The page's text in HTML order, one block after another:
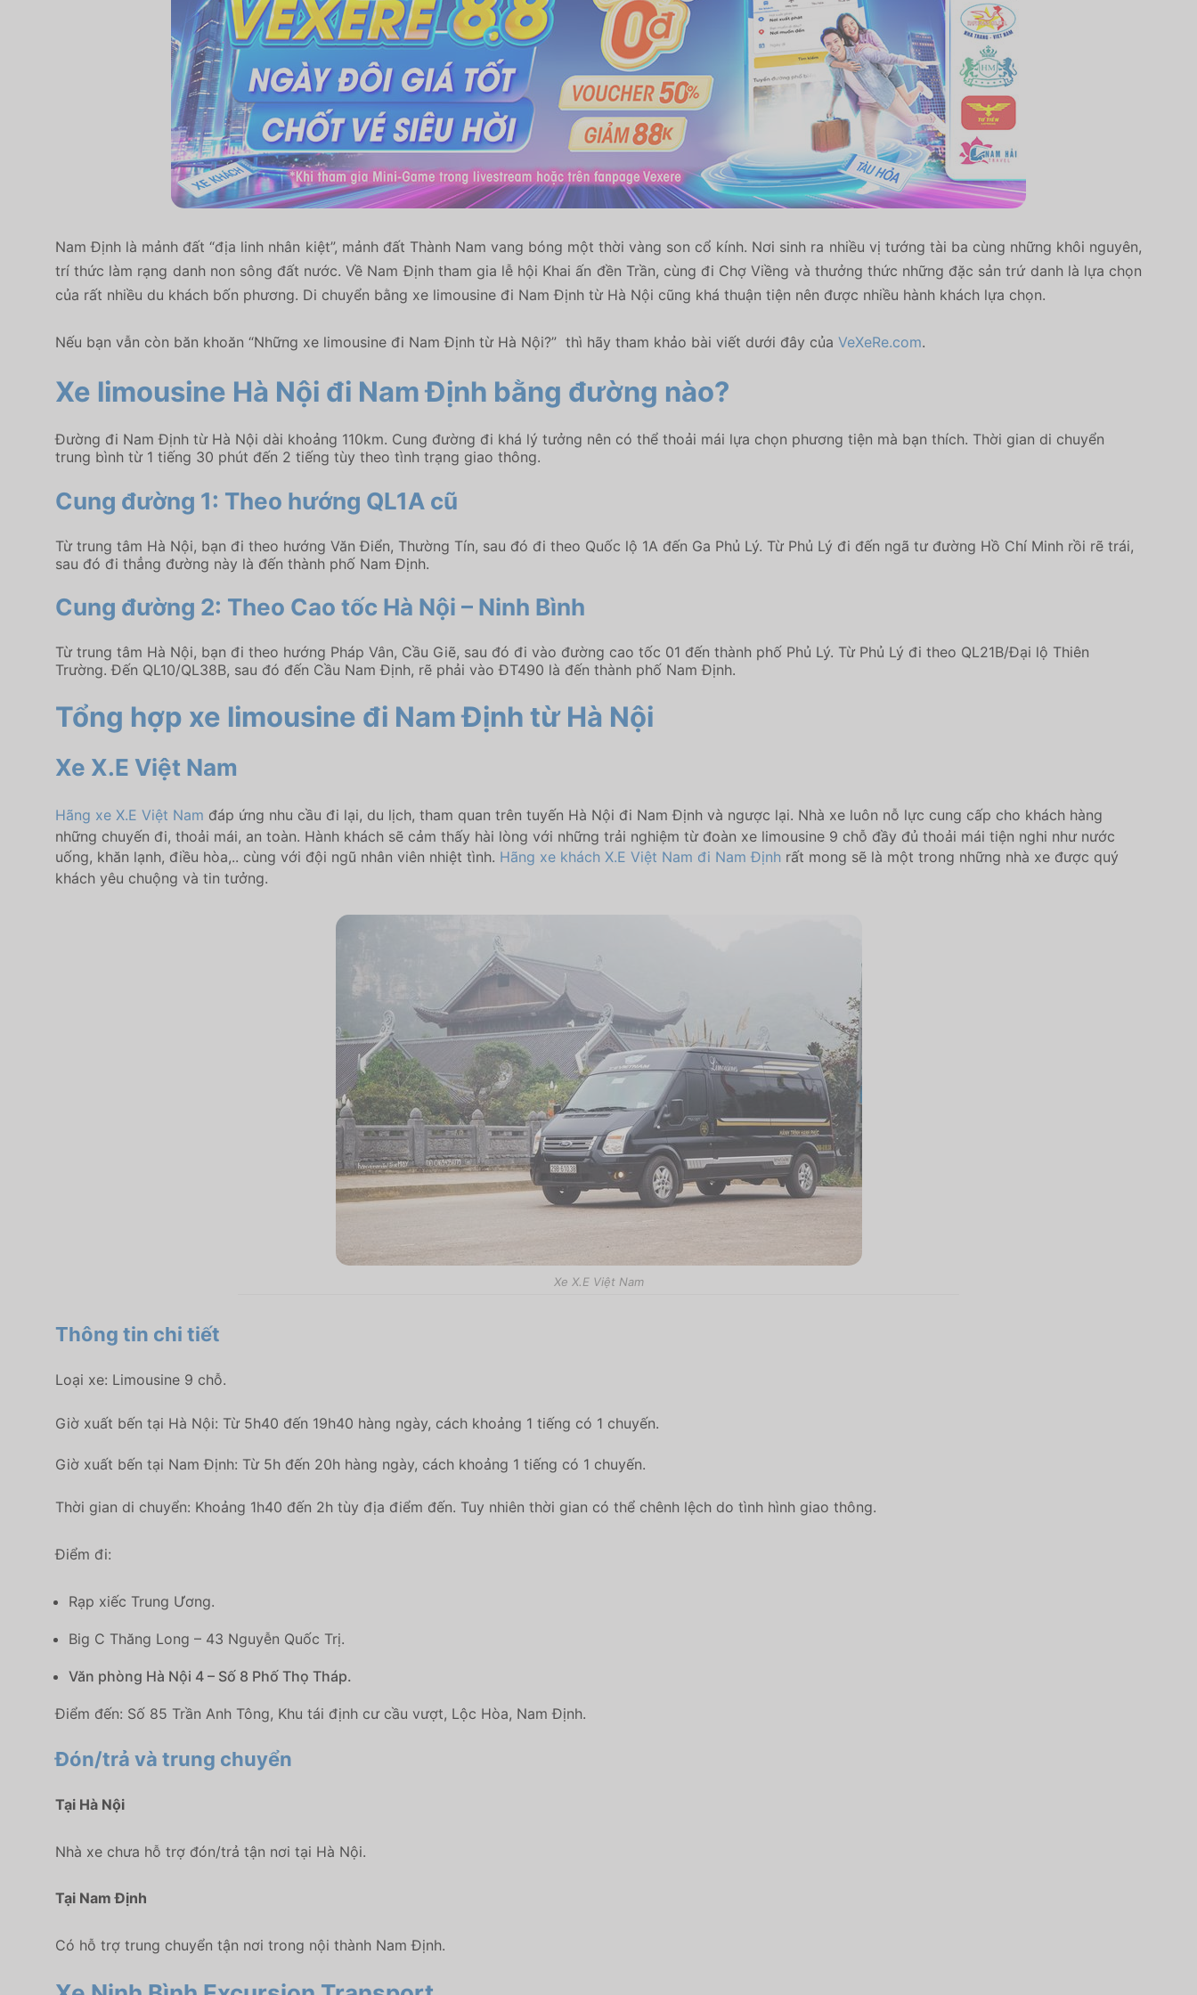
Nam Định là mảnh đất “địa linh nhân kiệt”, mảnh đất Thành Nam vang bóng một thời vàng son cổ kính. Nơi sinh ra nhiều vị tướng tài ba cùng những khôi nguyên,
trí thức làm rạng danh non sông đất nước. Về Nam Định tham gia lễ hội Khai ấn đền Trần, cùng đi Chợ Viềng và thưởng thức những đặc sản trứ danh là lựa chọn
của rất nhiều du khách bốn phương. Di chuyển bằng xe limousine đi Nam Định từ Hà Nội cũng khá thuận tiện nên được nhiều hành khách lựa chọn.
Nếu bạn vẫn còn băn khoăn “Những xe limousine đi Nam Định từ Hà Nội?” thì hãy tham khảo bài viết dưới đây của VeXeRe.com.
Xe limousine Hà Nội đi Nam Định bằng đường nào?
Đường đi Nam Định từ Hà Nội dài khoảng 110km. Cung đường đi khá lý tưởng nên có thể thoải mái lựa chọn phương tiện mà bạn thích. Thời gian di chuyển
trung bình từ 1 tiếng 30 phút đến 2 tiếng tùy theo tình trạng giao thông.
Cung đường 1: Theo hướng QL1A cũ
Từ trung tâm Hà Nội, bạn đi theo hướng Văn Điển, Thường Tín, sau đó đi theo Quốc lộ 1A đến Ga Phủ Lý. Từ Phủ Lý đi đến ngã tư đường Hồ Chí Minh rồi rẽ trái,
sau đó đi thẳng đường này là đến thành phố Nam Định.
Cung đường 2: Theo Cao tốc Hà Nội – Ninh Bình
Từ trung tâm Hà Nội, bạn đi theo hướng Pháp Vân, Cầu Giẽ, sau đó đi vào đường cao tốc 01 đến thành phố Phủ Lý. Từ Phủ Lý đi theo QL21B/Đại lộ Thiên
Trường. Đến QL10/QL38B, sau đó đến Cầu Nam Định, rẽ phải vào ĐT490 là đến thành phố Nam Định.
Tổng hợp xe limousine đi Nam Định từ Hà Nội
Xe X.E Việt Nam
Hãng xe X.E Việt Nam đáp ứng nhu cầu đi lại, du lịch, tham quan trên tuyến Hà Nội đi Nam Định và ngược lại. Nhà xe luôn nỗ lực cung cấp cho khách hàng
những chuyến đi, thoải mái, an toàn. Hành khách sẽ cảm thấy hài lòng với những trải nghiệm từ đoàn xe limousine 9 chỗ đầy đủ thoải mái tiện nghi như nước
uống, khăn lạnh, điều hòa,.. cùng với đội ngũ nhân viên nhiệt tình. Hãng xe khách X.E Việt Nam đi Nam Định rất mong sẽ là một trong những nhà xe được quý
khách yêu chuộng và tin tưởng.
Xe X.E Việt Nam
Thông tin chi tiết
Loại xe: Limousine 9 chỗ.
Giờ xuất bến tại Hà Nội: Từ 5h40 đến 19h40 hàng ngày, cách khoảng 1 tiếng có 1 chuyến.
Giờ xuất bến tại Nam Định: Từ 5h đến 20h hàng ngày, cách khoảng 1 tiếng có 1 chuyến.
Thời gian di chuyển: Khoảng 1h40 đến 2h tùy địa điểm đến. Tuy nhiên thời gian có thể chênh lệch do tình hình giao thông.
Điểm đi:
Rạp xiếc Trung Ương.
Big C Thăng Long – 43 Nguyễn Quốc Trị.
Văn phòng Hà Nội 4 – Số 8 Phố Thọ Tháp.
Điểm đến: Số 85 Trần Anh Tông, Khu tái định cư cầu vượt, Lộc Hòa, Nam Định.
Đón/trả và trung chuyển
Tại Hà Nội
Nhà xe chưa hỗ trợ đón/trả tận nơi tại Hà Nội.
Tại Nam Định
Có hỗ trợ trung chuyển tận nơi trong nội thành Nam Định.